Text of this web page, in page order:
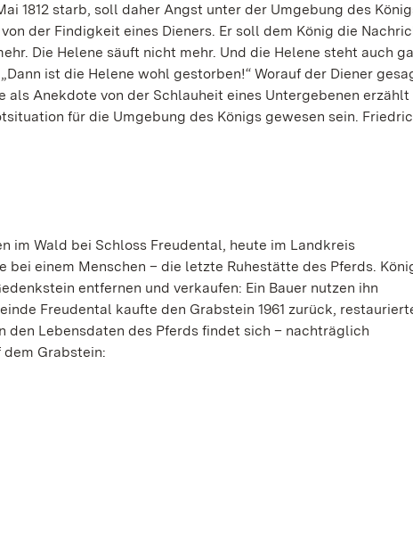
1812 starb, soll daher Angst unter der Umgebung des
der Findigkeit eines Dieners. Er soll dem König die
Die Helene säuft nicht mehr. Und die Helene steht auch
ist die Helene wohl gestorben!“ Worauf der Diener
als Anekdote von der Schlauheit eines Untergebenen erzählt
für die Umgebung des Königs gewesen sein.
im Wald bei Schloss Freudental, heute im Landkreis
einem Menschen – die letzte Ruhestätte des Pferds.
entfernen und verkaufen: Ein Bauer nutzen ihn
Freudental kaufte den Grabstein 1961 zurück,
Lebensdaten des Pferds findet sich – nachträglich
Grabstein: